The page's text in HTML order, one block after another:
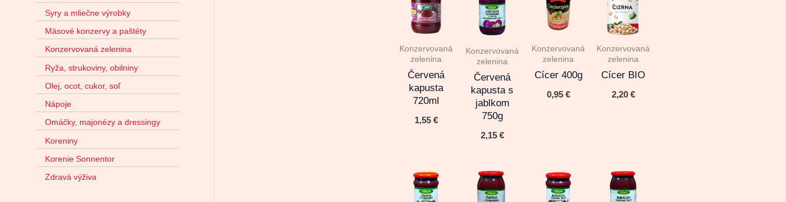
Syry a mliečne výrobky
Mäsové konzervy a paštéty
Konzervovaná zelenina
Ryža, strukoviny, obilniny
Olej, ocot, cukor, soľ
Nápoje
Omáčky, majonézy a dressingy
Koreniny
Korenie Sonnentor
Zdravá výživa
Konzervovaná
zelenina
Červená
kapusta
720ml
1,55 €
Konzervovaná
zelenina
Červená
kapusta s
jablkom
750g
2,15 €
Konzervovaná
zelenina
Cícer 400g
0,95 €
Konzervovaná
zelenina
Cícer BIO
2,20 €